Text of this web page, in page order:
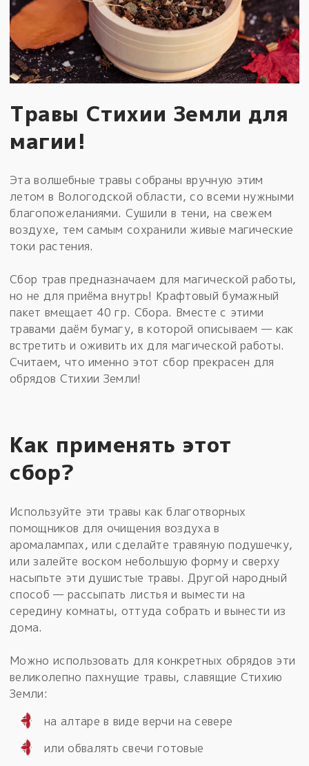
Травы Стихии Земли для
магии!
Эта волшебные травы собраны вручную этим
летом в Вологодской области, со всеми нужными
благопожеланиями. Сушили в тени, на свежем
воздухе, тем самым сохранили живые магические
токи растения.
Сбор трав предназначаем для магической работы,
но не для приёма внутрь! Крафтовый бумажный
пакет вмещает 40 гр. Сбора. Вместе с этими
травами даём бумагу, в которой описываем — как
встретить и оживить их для магической работы.
Считаем, что именно этот сбор прекрасен для
обрядов Стихии Земли!
Как применять этот
сбор?
Используйте эти травы как благотворных
помощников для очищения воздуха в
аромалампах, или сделайте травяную подушечку,
или залейте воском небольшую форму и сверху
насыпьте эти душистые травы. Другой народный
способ — рассыпать листья и вымести на
середину комнаты, оттуда собрать и вынести из
дома.
Можно использовать для конкретных обрядов эти
великолепно пахнущие травы, славящие Стихию
Земли:
на алтаре в виде верчи на севере
или обвалять свечи готовые